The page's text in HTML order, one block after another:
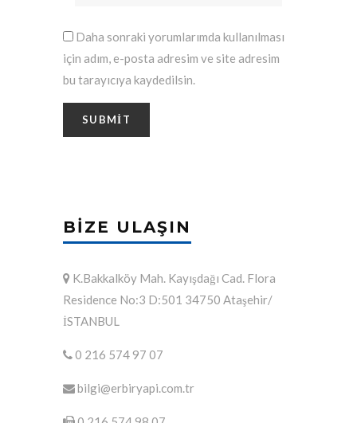
Daha sonraki yorumlarımda kullanılması
için adım, e-posta adresim ve site adresim
bu tarayıcıya kaydedilsin.
BIZE ULAŞIN
K.Bakkalköy Mah. Kayışdağı Cad. Flora
Residence No:3 D:501 34750 Ataşehir/
İSTANBUL
0 216 574 97 07
bilgi@erbiryapi.com.tr